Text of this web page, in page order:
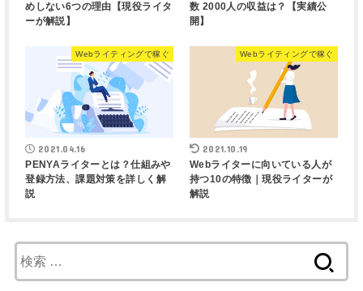
めしない6つの理由【現役ライタ
ーが解説】
数 2000人の収益は？【実績公
開】
Webライティングで稼ぐ
2021.04.16
PENYAライターとは？仕組みや
登録方法、課題対策を詳しく解
説
Webライティングで稼ぐ
2021.10.19
Webライターに向いている人が
持つ10の特徴｜現役ライターが
解説
索